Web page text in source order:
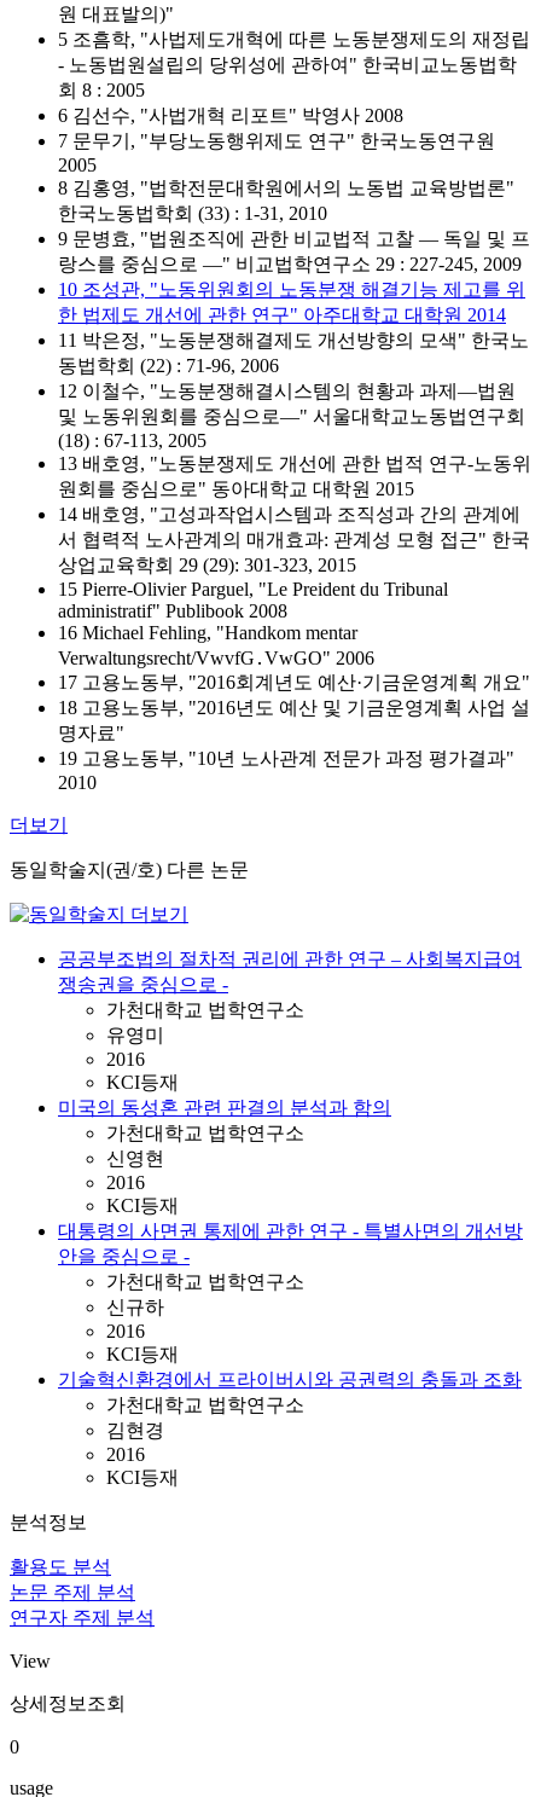
원 대표발의)"
5 조흠학, "사법제도개혁에 따른 노동분쟁제도의 재정립
- 노동법원설립의 당위성에 관하여" 한국비교노동법학
회 8 : 2005
6 김선수, "사법개혁 리포트" 박영사 2008
7 문무기, "부당노동행위제도 연구" 한국노동연구원
2005
8 김홍영, "법학전문대학원에서의 노동법 교육방법론"
한국노동법학회 (33) : 1-31, 2010
9 문병효, "법원조직에 관한 비교법적 고찰 ― 독일 및 프
랑스를 중심으로 ―" 비교법학연구소 29 : 227-245, 2009
10 조성관, "노동위원회의 노동분쟁 해결기능 제고를 위
한 법제도 개선에 관한 연구" 아주대학교 대학원 2014
11 박은정, "노동분쟁해결제도 개선방향의 모색" 한국노
동법학회 (22) : 71-96, 2006
12 이철수, "노동분쟁해결시스템의 현황과 과제―법원
및 노동위원회를 중심으로―" 서울대학교노동법연구회
(18) : 67-113, 2005
13 배호영, "노동분쟁제도 개선에 관한 법적 연구-노동위
원회를 중심으로" 동아대학교 대학원 2015
14 배호영, "고성과작업시스템과 조직성과 간의 관계에
서 협력적 노사관계의 매개효과: 관계성 모형 접근" 한국
상업교육학회 29 (29): 301-323, 2015
15 Pierre-Olivier Parguel, "Le Preident du Tribunal
administratif" Publibook 2008
16 Michael Fehling, "Handkom mentar
Verwaltungsrecht/VwvfG․VwGO" 2006
17 고용노동부, "2016회계년도 예산·기금운영계획 개요"
18 고용노동부, "2016년도 예산 및 기금운영계획 사업 설
명자료"
19 고용노동부, "10년 노사관계 전문가 과정 평가결과"
2010
더보기
동일학술지(권/호) 다른 논문
공공부조법의 절차적 권리에 관한 연구 – 사회복지급여
쟁송권을 중심으로 -
가천대학교 법학연구소
유영미
2016
KCI등재
미국의 동성혼 관련 판결의 분석과 함의
가천대학교 법학연구소
신영현
2016
KCI등재
대통령의 사면권 통제에 관한 연구 - 특별사면의 개선방
안을 중심으로 -
가천대학교 법학연구소
신규하
2016
KCI등재
기술혁신환경에서 프라이버시와 공권력의 충돌과 조화
가천대학교 법학연구소
김현경
2016
KCI등재
분석정보
활용도 분석
논문 주제 분석
연구자 주제 분석
View
상세정보조회
0
usage